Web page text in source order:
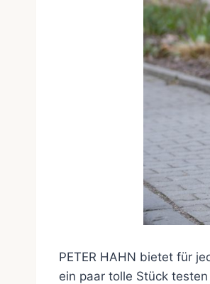
PETER HAHN bietet für
ein paar tolle Stück